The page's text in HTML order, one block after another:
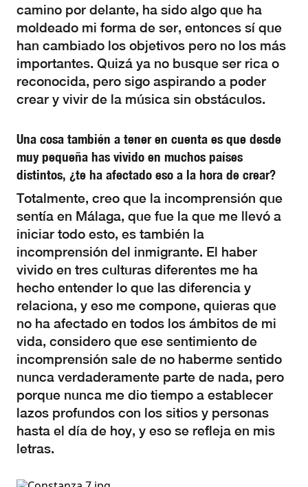
camino por delante, ha sido algo que ha
moldeado mi forma de ser, entonces sí que
han cambiado los objetivos pero no los más
importantes. Quizá ya no busque ser rica o
reconocida, pero sigo aspirando a poder
crear y vivir de la música sin obstáculos.
Una cosa también a tener en cuenta es que desde
muy pequeña has vivido en muchos países
distintos, ¿te ha afectado eso a la hora de crear?
Totalmente, creo que la incomprensión que
sentía en Málaga, que fue la que me llevó a
iniciar todo esto, es también la
incomprensión del inmigrante. El haber
vivido en tres culturas diferentes me ha
hecho entender lo que las diferencia y
relaciona, y eso me compone, quieras que
no ha afectado en todos los ámbitos de mi
vida, considero que ese sentimiento de
incomprensión sale de no haberme sentido
nunca verdaderamente parte de nada, pero
porque nunca me dio tiempo a establecer
lazos profundos con los sitios y personas
hasta el día de hoy, y eso se refleja en mis
letras.